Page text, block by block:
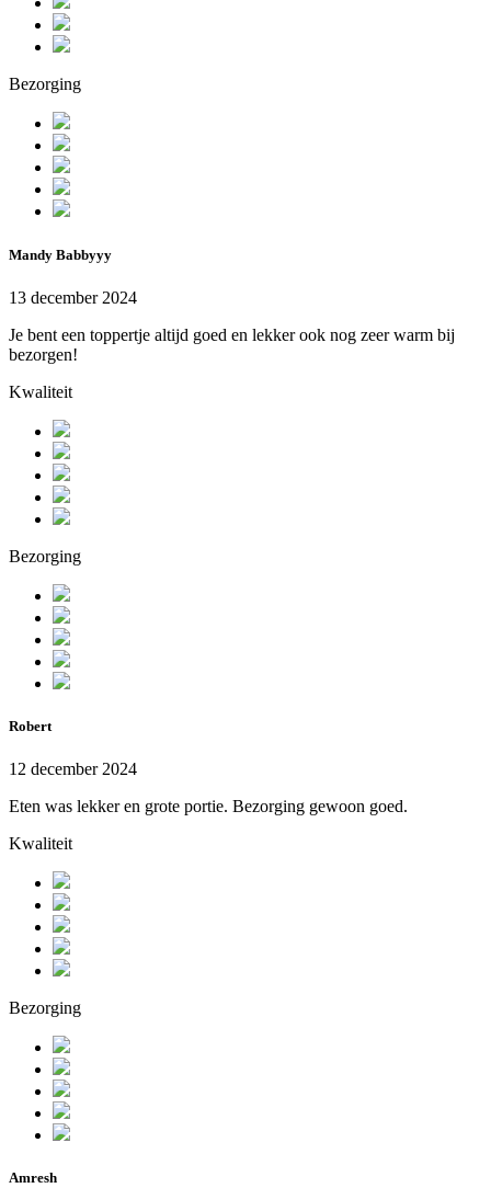
Bezorging
Mandy Babbyyy
13 december 2024
Je bent een toppertje altijd goed en lekker ook nog zeer warm bij
bezorgen!
Kwaliteit
Bezorging
Robert
12 december 2024
Eten was lekker en grote portie. Bezorging gewoon goed.
Kwaliteit
Bezorging
Amresh